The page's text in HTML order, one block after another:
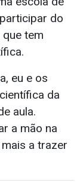
do
que tem
eu e os
da
aula.
a mão na
a trazer